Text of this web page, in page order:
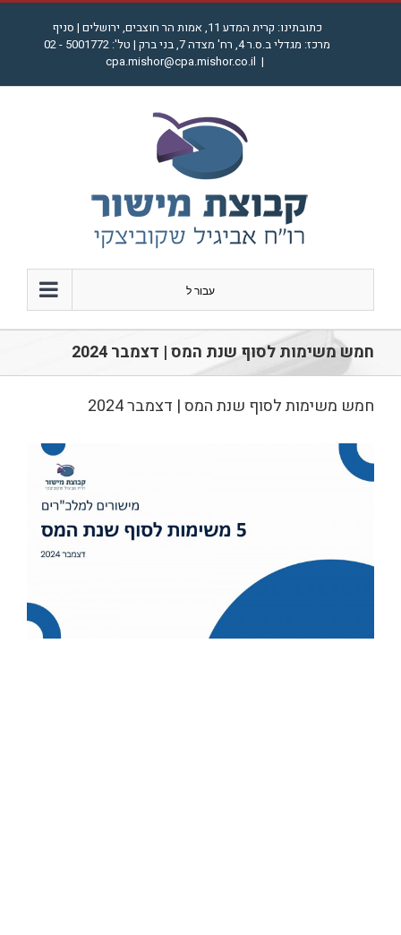
דלג
כתובתינו: קרית המדע 11, אמות הר חוצבים, ירושלים | סניף
מרכז: מגדלי ב.ס.ר 4, רח' מצדה 7, בני ברק | טל': 5001772 - 02
|
cpa.mishor@cpa.mishor.co.il
עבור ל
חמש משימות לסוף שנת המס | דצמבר 2024
חמש משימות לסוף שנת המס | דצמבר 2024